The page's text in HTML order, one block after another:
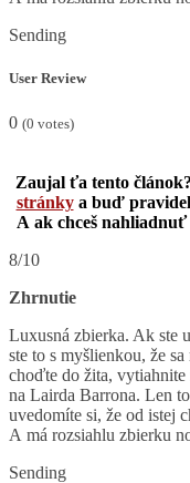
Sending
User Review
0 (0 votes)
Zaujal ťa tento
stránkya buď
A ak chceš nahliadnuť
8/10
Zhrnutie
Luxusná zbierka. Ak ste
ste to s myšlienkou, že
choďte do žita, vytiahnite
na Lairda Barrona. Len
uvedomíte si, že od istej
A má rozsiahlu zbierku
Sending